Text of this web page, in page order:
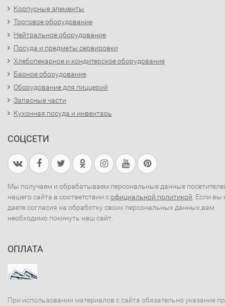
Корпусные элементы
Торговое оборудование
Нейтральное оборудование
Посуда и предметы сервировки
Хлебопекарное и кондитерское оборудование
Барное оборудование
Оборудование для пиццерий
Запасные части
Кухонная посуда и инвентарь
СОЦСЕТИ
Мы получаем и обрабатываем персональные данные
нашего сайта в соответствии софициальной политикой . Если вы
даете согласия на обработку своих персональных данных,вам
необходимо покинуть наш сайт.
ОПЛАТА
При использовании материалов с сайта обязательно указание